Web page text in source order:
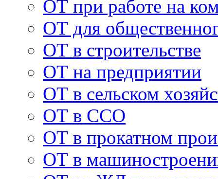
ОТ при работе на
ОТ для
ОТ в строительстве
ОТ на предприятии
ОТ в сельском
ОТ в ССО
ОТ в прокатном
ОТ в